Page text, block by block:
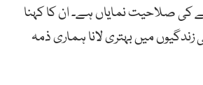
کی صلاحیت نمایاں ہے۔ ان کا کہنا
میں بہتری لانا ہماری ذمہ